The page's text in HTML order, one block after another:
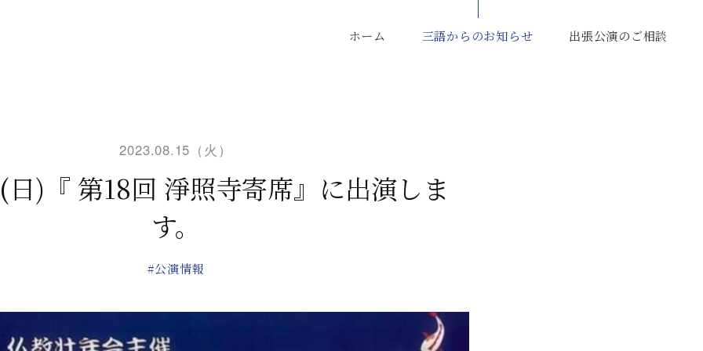
ホーム 三語からのお知らせ 出張公演のご相談
2023.08.15（火）
)『 第18回 淨照寺寄席』に出演しま
す。
#公演情報